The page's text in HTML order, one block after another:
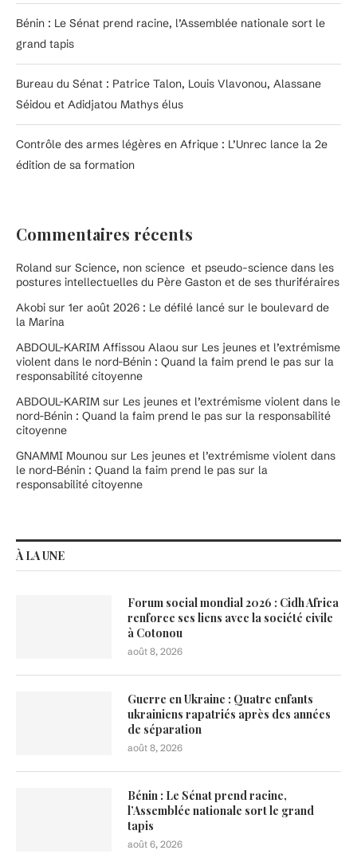
Bénin : Le Sénat prend racine, l’Assemblée nationale sort le
grand tapis
Bureau du Sénat : Patrice Talon, Louis Vlavonou, Alassane
Séidou et Adidjatou Mathys élus
Contrôle des armes légères en Afrique : L’Unrec lance la 2e
édition de sa formation
Commentaires récents
Roland sur Science, non science et pseudo-science dans les
postures intellectuelles du Père Gaston et de ses thuriféraires
Akobi sur 1er août 2026 : Le défilé lancé sur le boulevard de
la Marina
ABDOUL-KARIM Affissou Alaou sur Les jeunes et l’extrémisme
violent dans le nord-Bénin : Quand la faim prend le pas sur la
responsabilité citoyenne
ABDOUL-KARIM sur Les jeunes et l’extrémisme violent dans le
nord-Bénin : Quand la faim prend le pas sur la responsabilité
citoyenne
GNAMMI Mounou sur Les jeunes et l’extrémisme violent dans
le nord-Bénin : Quand la faim prend le pas sur la
responsabilité citoyenne
À LA UNE
Forum social mondial 2026 : Cidh Africa
renforce ses liens avec la société civile
à Cotonou
août 8, 2026
Guerre en Ukraine : Quatre enfants
ukrainiens rapatriés après des années
de séparation
août 8, 2026
Bénin : Le Sénat prend racine,
l’Assemblée nationale sort le grand
tapis
août 6, 2026